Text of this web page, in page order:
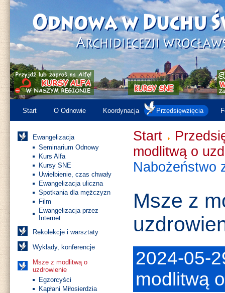
Start O Odnowie Koordynacja Przedsięwzięcia
Ewangelizacja
Seminarium Odnowy
Kurs Alfa
Kursy SNE
Uwielbienie, czas chwały
Ewangelizacja uliczna
Spotkania dla mężczyzn
Film
Ewangelizacja przez
Internet
Rekolekcje i warsztaty
Wykłady, konferencje
Msze z modlitwą o
uzdrowienie
Egzorcyści
Kapłani Miłosierdzia
Start
modlitwą o
Nabożeństwo
Msze z
2024-05-
modlitwą